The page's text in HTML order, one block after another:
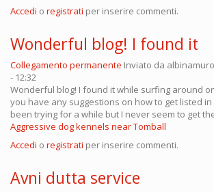
Accedi o registrati per inserire commenti.
Wonderful blog! I found it
Collegamento permanente Inviato da
- 12:32
Wonderful blog! I found it while surfing around
you have any suggestions on how to get listed in
been trying for a while but I never seem to get
Aggressive dog kennels near Tomball
Accedi o registrati per inserire commenti.
Avni dutta service